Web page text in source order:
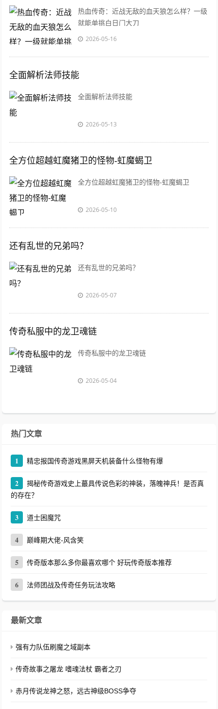
热血传奇：近战无敌的血天狼怎么样？一级
就能单挑白日门大刀
2026-05-16
全面解析法师技能
全面解析法师技能
2026-05-13
全方位超越虹魔猪卫的怪物-虹魔蝎卫
全方位超越虹魔猪卫的怪物-虹魔蝎卫
2026-05-10
还有乱世的兄弟吗？
还有乱世的兄弟吗？
2026-05-07
传奇私服中的龙卫魂链
传奇私服中的龙卫魂链
2026-05-04
热门文章
1 精忠报国传奇游戏黑屏天机装备什么怪物有爆
2
揭秘传奇游戏史上蕞具传说色彩的神装，落魄神兵！是否真
的存在？
3 道士困魔咒
4 巅峰期大佬-风含笑
5 传奇版本那么多你最喜欢哪个 好玩传奇版本推荐
6 法师团战及传奇任务玩法攻略
最新文章
强有力队伍刷魔之域副本
传奇故事之屠龙 嗜魂法杖 霸者之刃
赤月传说龙神之怒，远古神级BOSS争夺